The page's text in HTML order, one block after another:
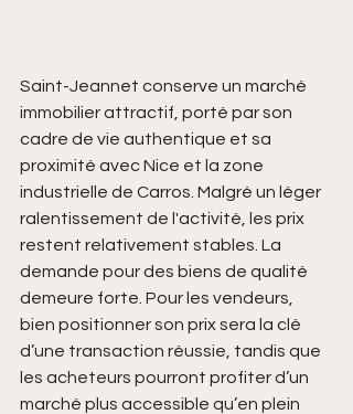
Saint-Jeannet conserve un marché
immobilier attractif, porté par son
cadre de vie authentique et sa
proximité avec Nice et la zone
industrielle de Carros. Malgré un léger
ralentissement de l'activité, les prix
restent relativement stables. La
demande pour des biens de qualité
demeure forte. Pour les vendeurs,
bien positionner son prix sera la clé
d’une transaction réussie, tandis que
les acheteurs pourront profiter d’un
marché plus accessible qu’en plein